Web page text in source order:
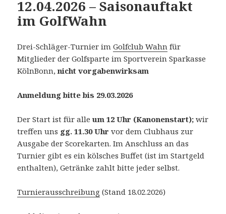
12.04.2026 – Saisonauftakt
im GolfWahn
Drei-Schläger-Turnier imGolfclub Wahn für
Mitglieder der Golfsparte im Sportverein Sparkasse
KölnBonn,nicht vorgabenwirksam
Anmeldung bitte bis 29.03.2026
Der Start ist für alleum 12 Uhr (Kanonenstart); wir
treffen uns gg. 11.30 Uhr vor dem Clubhaus zur
Ausgabe der Scorekarten. Im Anschluss an das
Turnier gibt es ein kölsches Buffet (ist im Startgeld
enthalten), Getränke zahlt bitte jeder selbst.
Turnierausschreibung (Stand 18.02.2026)